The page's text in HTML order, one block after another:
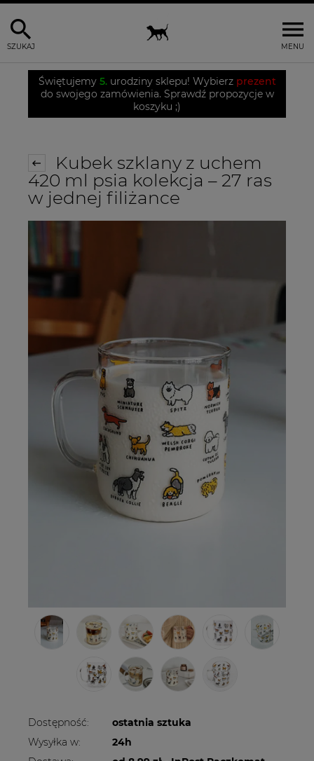
MENU
SZUKAJ
Świętujemy 5.urodziny sklepu! Wybierz prezent
do swojego zamówienia. Sprawdź propozycje w
koszyku ;)
Kubek szklany z uchem
420 ml psia kolekcja – 27 ras
w jednej filiżance
Dostępność:
ostatnia sztuka
Wysyłka w:
24h